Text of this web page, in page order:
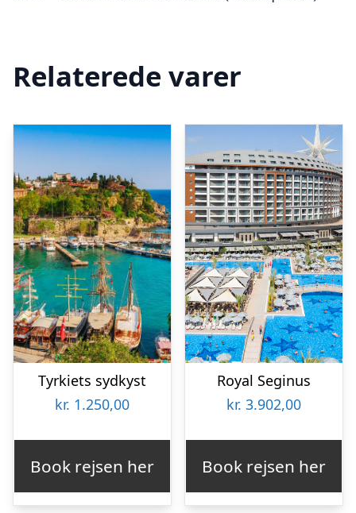
Relaterede varer
Tyrkiets sydkyst
kr. 1.250,00
Book rejsen her
Royal Seginus
kr. 3.902,00
Book rejsen her